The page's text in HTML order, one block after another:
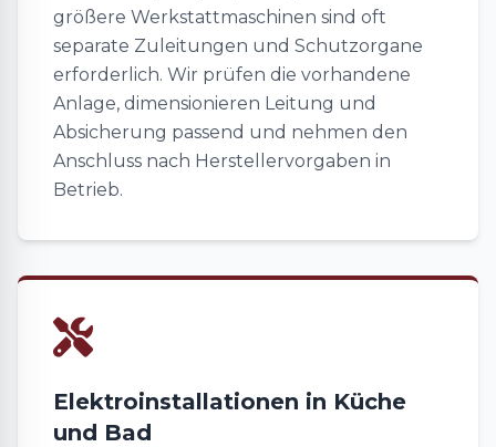
größere Werkstattmaschinen sind oft
separate Zuleitungen und Schutzorgane
erforderlich. Wir prüfen die vorhandene
Anlage, dimensionieren Leitung und
Absicherung passend und nehmen den
Anschluss nach Herstellervorgaben in
Betrieb.
Elektroinstallationen in Küche
und Bad